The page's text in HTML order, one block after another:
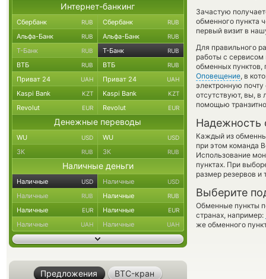
Зачастую
обменного пункта
первый визит в
Для правильного
работы с
обменных пунктов,
Оповещение, в
электронную
отсутствуют, вы,
помощью
Надежность
Каждый из
при этом команда
Использование
пунктах. При
размер резервов и
Выберите
Обменные пункты
странах, например:
же обменного
Интернет-банкинг
Сбербанк RUB Сбербанк RUB
Альфа-Банк RUB Альфа-Банк RUB
Т-Банк RUB Т-Банк RUB
ВТБ RUB ВТБ RUB
Приват 24 UAH Приват 24 UAH
Kaspi Bank KZT Kaspi Bank KZT
Revolut EUR Revolut EUR
Денежные переводы
WU USD WU USD
ЗК RUB ЗК RUB
Наличные деньги
Наличные USD Наличные USD
Наличные RUB Наличные RUB
Наличные EUR Наличные EUR
Наличные UAH Наличные UAH
Предложения BTC-кран